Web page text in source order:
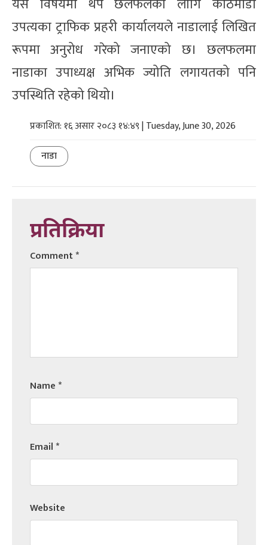
उपत्यका ट्राफिक प्रहरी कार्यालयले नाडालाई लिखित
रूपमा अनुरोध गरेको जनाएको छ। छलफलमा
नाडाका उपाध्यक्ष अभिक ज्योति लगायतको पनि
उपस्थिति रहेको थियो।
प्रकाशित: १६ असार २०८३ १४:४९ | Tuesday, June 30, 2026
नाडा
प्रतिक्रिया
Comment*
Name*
Email*
Website